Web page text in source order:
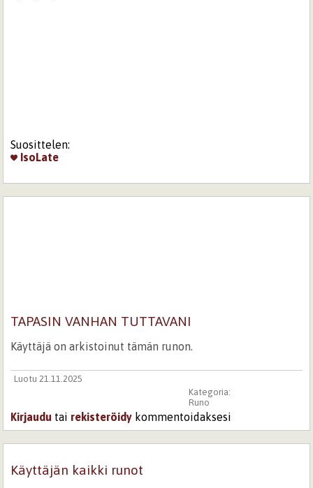
Suosittelen:
IsoLate
TAPASIN VANHAN TUTTAVANI
Käyttäjä on arkistoinut tämän runon.
Luotu 21.11.2025
Kategoria:
Runo
Kirjaudu tai rekisteröidy kommentoidaksesi
Käyttäjän kaikki runot